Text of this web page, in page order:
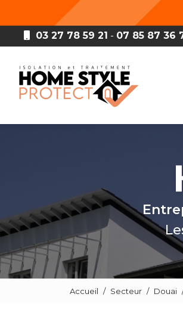
contenu
principal
03 27 78 59 21 - 07 85 87 36
Accueil Secteur Douai